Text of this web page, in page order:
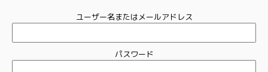
ユーザー名またはメールアドレス
パスワード